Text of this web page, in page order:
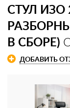
СТУЛ ИЗО
В СБОРЕ)
ДОБАВИТЬ